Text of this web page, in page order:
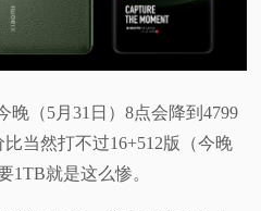
晚（5月31日）8点会降到4799
当然打不过16+512版（今晚
1TB就是这么惨。